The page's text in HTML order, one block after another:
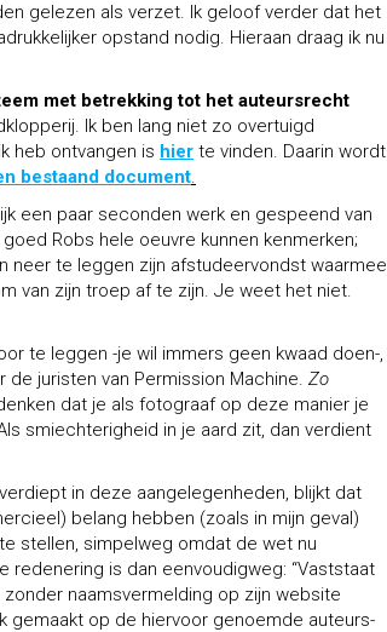
gelezen als verzet. Ik geloof verder dat het
opstand nodig. Hieraan draag ik nu
met betrekking tot het auteursrecht
Ik ben lang niet zo overtuigd
heb ontvangen is hier te vinden. Daarin wordt
bestaand document.
een paar seconden werk en gespeend van
Robs hele oeuvre kunnen kenmerken;
te leggen zijn afstudeervondst waarmee
van zijn troep af te zijn. Je weet het niet.
te leggen -je wil immers geen kwaad doen-,
juristen van Permission Machine. Zo
dat je als fotograaf op deze manier je
smiechterigheid in je aard zit, dan verdient
in deze aangelegenheden, blijkt dat
belang hebben (zoals in mijn geval)
stellen, simpelweg omdat de wet nu
redenering is dan eenvoudigweg: “Vaststaat
naamsvermelding op zijn website
gemaakt op de hiervoor genoemde auteurs-